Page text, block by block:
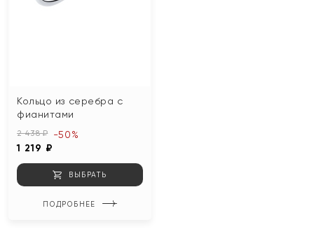
Кольцо из серебра с
фианитами
2 438 ₽
1 219 ₽
-50%
ВЫБРАТЬ
ПОДРОБНЕЕ